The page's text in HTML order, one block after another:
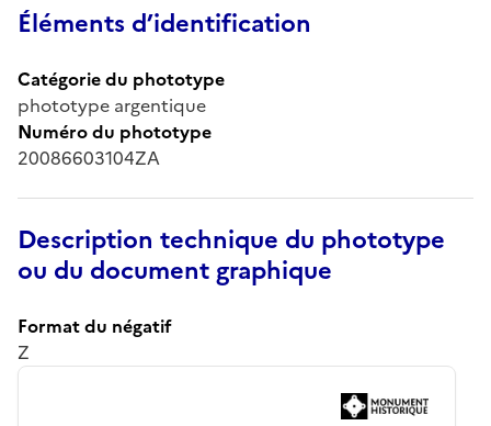
Éléments d’identification
Catégorie du phototype
phototype argentique
Numéro du phototype
20086603104ZA
Description technique du phototype
ou du document graphique
Format du négatif
Z